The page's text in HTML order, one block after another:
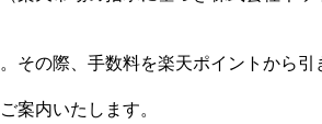
その際、手数料を楽天ポイントから引
案内いたします。